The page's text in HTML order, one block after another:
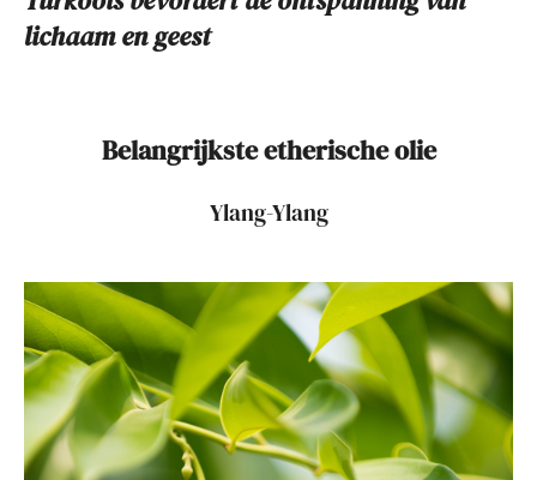
lichaam en geest
Belangrijkste etherische olie
Ylang-Ylang